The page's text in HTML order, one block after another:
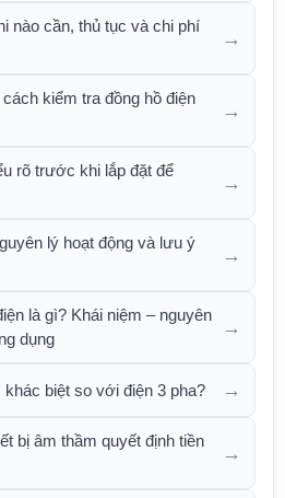
nào cần, thủ tục và chi phí
→
kiểm tra đồng hồ điện
→
rõ trước khi lắp đặt để
→
lý hoạt động và lưu ý
→
là gì? Khái niệm – nguyên
dụng
→
biệt so với điện 3 pha? →
bị âm thầm quyết định tiền
→